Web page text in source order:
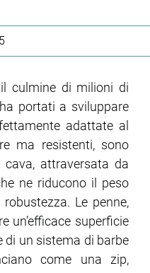
culmine di milioni di
portati a sviluppare
adattate al
ma resistenti, sono
attraversata da
ne riducono il peso
Le penne,
un’efficace superficie
di un sistema di barbe
come una zip,